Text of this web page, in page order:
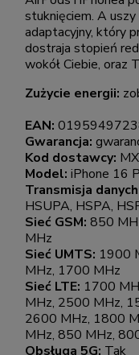
stuknięciem. A
adaptacyjny, który
dostraja stopień
wokół Ciebie, oraz
Zużycie energii:
EAN:
Gwarancja:
Kod dostawcy:
Model: iPhone 16
Transmisja
HSUPA, HSPA,
Sieć GSM: 850
MHz
Sieć UMTS: 1900
MHz, 1700 MHz
Sieć LTE: 1700
MHz, 2500 MHz,
2600 MHz, 1800
MHz, 850 MHz,
Obsługa 5G: Tak